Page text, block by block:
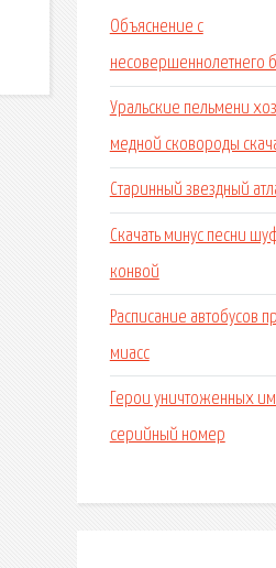
Объяснение с
несовершеннолетнего
Уральские пельмени
медной сковороды
Старинный звездный
Скачать минус песни
конвой
Расписание автобусов
миасс
Герои уничтоженных
серийный номер